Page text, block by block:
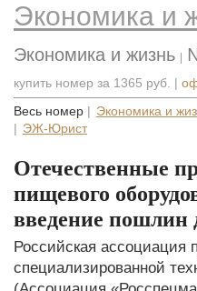
Экономика и
Экономика и жизнь
купить номер за 1365 руб. |
Весь номер Экономика и
ЭЖ-Юрист
Отечественные
пищевого
введение пошлин
Российская ассоциация
специализированной